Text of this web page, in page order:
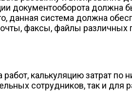
документооборота должна
система должна
факсы, файлы различных
калькуляцию затрат
сотрудников, так и для